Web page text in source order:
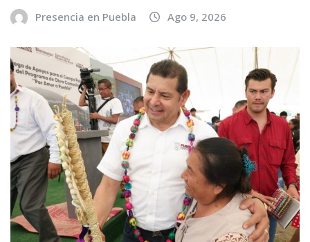
Presencia en Puebla Ago 9, 2026